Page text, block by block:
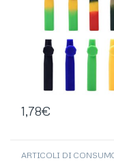
1,78€
ARTICOLI DI